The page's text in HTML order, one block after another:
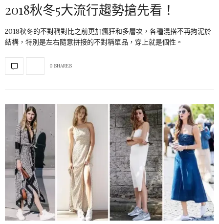
2018秋冬5大流行趨勢搶先看！
2018秋冬的不對稱對比之前更加瘋狂和多層次，各種混搭不再拘泥於
結構，特別是左右隨意拼接的不對稱單品，穿上就是個性。
0 SHARES